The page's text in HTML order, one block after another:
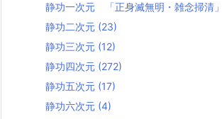
静功一次元 「正身滅無明・雑念掃清」
静功二次元 (23)
静功三次元 (12)
静功四次元 (272)
静功五次元 (17)
静功六次元 (4)